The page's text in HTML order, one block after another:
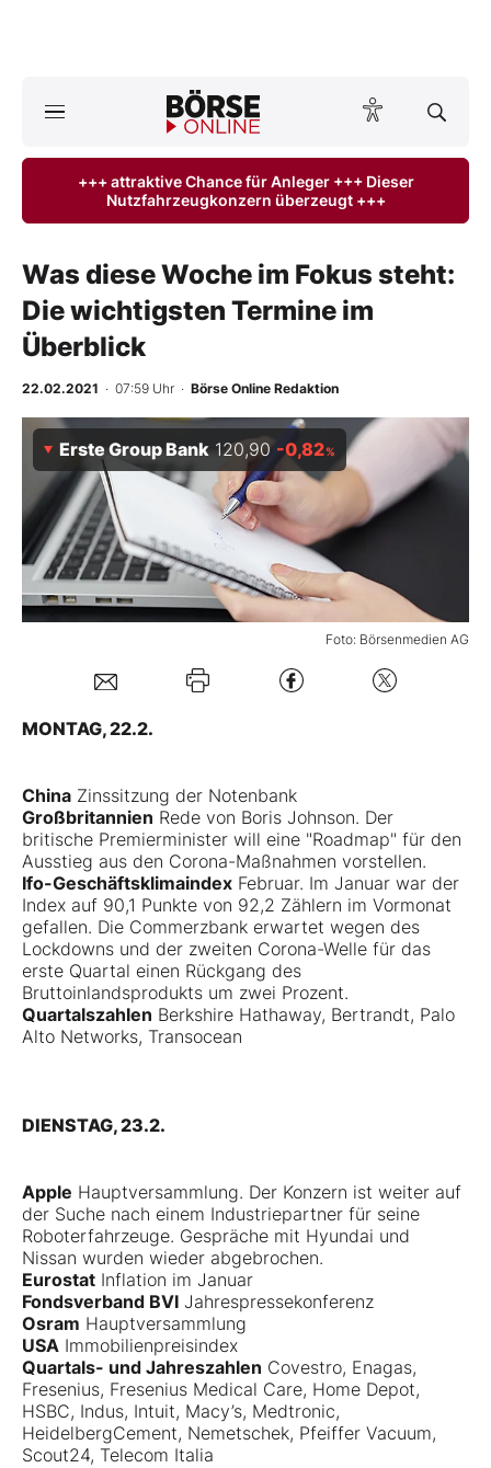
ktuelle Ausgabe BÖRSE ONLINE lesen
Anlageprodukte
Finanz-Check
BO-Musterdepots
Experten
Mein B:O
Mein Konto
Folgen Sie uns
+++ attraktive Chance für Anleger +++ Dieser
Nutzfahrzeugkonzern überzeugt +++
Was diese Woche im Fokus steht:
Die wichtigsten Termine im
Überblick
22.02.2021 · 07:59 Uhr · Börse Online Redaktion
Foto: Börsenmedien AG
Erste Group Bank 120,90 -0,82%
MONTAG, 22.2.
China Zinssitzung der Notenbank
Großbritannien Rede von Boris Johnson. Der
britische Premierminister will eine "Roadmap" für den
Ausstieg aus den Corona-Maßnahmen vorstellen.
Ifo-Geschäftsklimaindex Februar. Im Januar war der
Index auf 90,1 Punkte von 92,2 Zählern im Vormonat
gefallen. Die Commerzbank erwartet wegen des
Lockdowns und der zweiten Corona-Welle für das
erste Quartal einen Rückgang des
Bruttoinlandsprodukts um zwei Prozent.
Quartalszahlen Berkshire Hathaway, Bertrandt, Palo
Alto Networks, Transocean
DIENSTAG, 23.2.
Apple Hauptversammlung. Der Konzern ist weiter auf
der Suche nach einem Industriepartner für seine
Roboterfahrzeuge. Gespräche mit Hyundai und
Nissan wurden wieder abgebrochen.
Eurostat Inflation im Januar
Fondsverband BVI Jahrespressekonferenz
Osram Hauptversammlung
USA Immobilienpreisindex
Quartals- und Jahreszahlen Covestro, Enagas,
Fresenius, Fresenius Medical Care, Home Depot,
HSBC, Indus, Intuit, Macy’s, Medtronic,
HeidelbergCement, Nemetschek, Pfeiffer Vacuum,
Scout24, Telecom Italia